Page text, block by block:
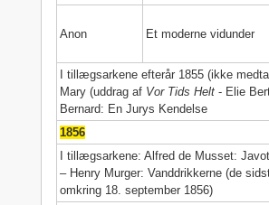
Anon Et moderne vidunder
I tillægsarkene efterår 1855 (ikke
Mary (uddrag af Vor Tids Helt - Elie
Bernard: En Jurys Kendelse
1856
I tillægsarkene: Alfred de Musset:
– Henry Murger: Vanddrikkerne (de
omkring 18. september 1856)